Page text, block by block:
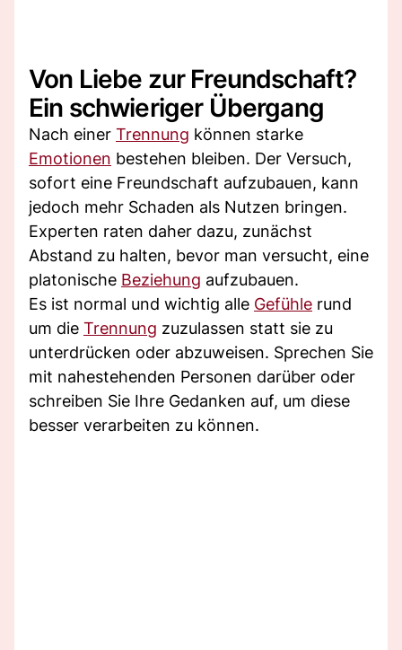
Von Liebe zur Freundschaft?
Ein schwieriger Übergang
Nach einer Trennung können starke
Emotionen bestehen bleiben. Der Versuch,
sofort eine Freundschaft aufzubauen, kann
jedoch mehr Schaden als Nutzen bringen.
Experten raten daher dazu, zunächst
Abstand zu halten, bevor man versucht, eine
platonische Beziehung aufzubauen.
Es ist normal und wichtig alle Gefühle rund
um die Trennung zuzulassen statt sie zu
unterdrücken oder abzuweisen. Sprechen Sie
mit nahestehenden Personen darüber oder
schreiben Sie Ihre Gedanken auf, um diese
besser verarbeiten zu können.